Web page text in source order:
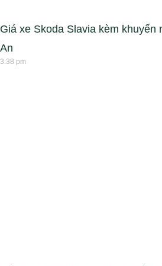
Giá xe Skoda Slavia kèm khuyến
An
3:38 pm